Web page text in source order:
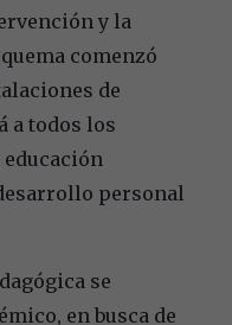
y la
comenzó
de
a todos los
personal
se
en busca de